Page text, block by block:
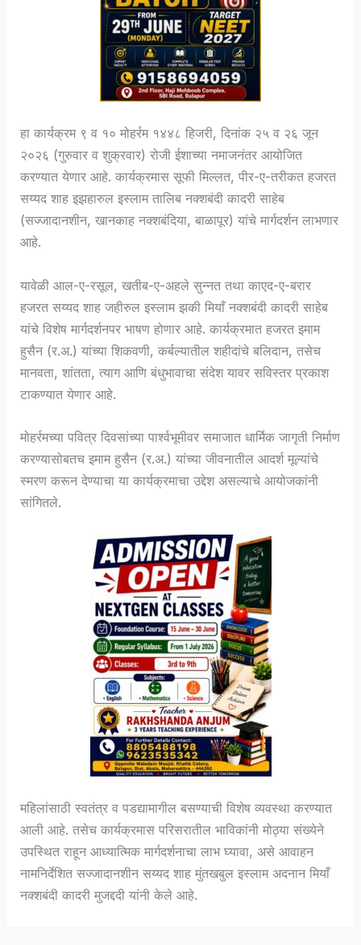
हा कार्यक्रम ९ व १० मोहर्रम १४४८ हिजरी, दिनांक २५ व २६ जून
२०२६ (गुरुवार व शुक्रवार) रोजी ईशाच्या नमाजनंतर आयोजित
करण्यात येणार आहे. कार्यक्रमास सूफी मिल्लत, पीर-ए-तरीकत हजरत
सय्यद शाह इझहारुल इस्लाम तालिब नक्शबंदी कादरी साहेब
(सज्जादानशीन, खानकाह नक्शबंदिया, बाळापूर) यांचे मार्गदर्शन लाभणार
आहे.
यावेळी आल-ए-रसूल, खतीब-ए-अहले सुन्नत तथा काएद-ए-बरार
हजरत सय्यद शाह जहीरुल इस्लाम झकी मियाँ नक्शबंदी कादरी साहेब
यांचे विशेष मार्गदर्शनपर भाषण होणार आहे. कार्यक्रमात हजरत इमाम
हुसैन (र.अ.) यांच्या शिकवणी, कर्बल्यातील शहीदांचे बलिदान, तसेच
मानवता, शांतता, त्याग आणि बंधुभावाचा संदेश यावर सविस्तर प्रकाश
टाकण्यात येणार आहे.
मोहर्रमच्या पवित्र दिवसांच्या पार्श्वभूमीवर समाजात धार्मिक जागृती निर्माण
करण्यासोबतच इमाम हुसैन (र.अ.) यांच्या जीवनातील आदर्श मूल्यांचे
स्मरण करून देण्याचा या कार्यक्रमाचा उद्देश असल्याचे आयोजकांनी
सांगितले.
महिलांसाठी स्वतंत्र व पडद्यामागील बसण्याची विशेष व्यवस्था करण्यात
आली आहे. तसेच कार्यक्रमास परिसरातील भाविकांनी मोठ्या संख्येने
उपस्थित राहून आध्यात्मिक मार्गदर्शनाचा लाभ घ्यावा, असे आवाहन
नामनिर्देशित सज्जादानशीन सय्यद शाह मुंतखबुल इस्लाम अदनान मियाँ
नक्शबंदी कादरी मुजद्ददी यांनी केले आहे.